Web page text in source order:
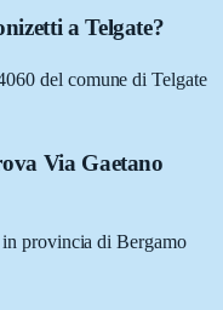
a Telgate?
del comune di Telgate
Via Gaetano
provincia di Bergamo